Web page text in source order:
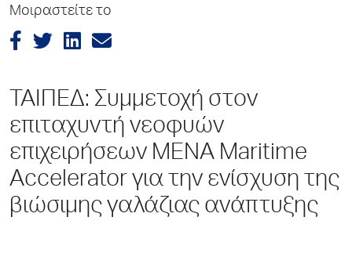
Μοιραστείτε το
ΤΑΙΠΕΔ: Συμμετοχή στον
επιταχυντή νεοφυών
επιχειρήσεων MENA Maritime
Accelerator για την ενίσχυση της
βιώσιμης γαλάζιας ανάπτυξης